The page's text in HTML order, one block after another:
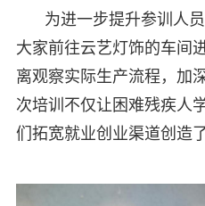
为进一步提升参训人
大家前往云艺灯饰的车间
离观察实际生产流程，加
次培训不仅让困难残疾人
们拓宽就业创业渠道创造